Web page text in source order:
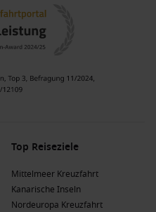
: Montgomery Reef ist
Gezeitenwechsel, die
Meereswildnis bieten.
von Meerestieren und
und die Möglichkeit, die
Ort voller natürlicher
und Erforschen der
Top Reiseziele
Mittelmeer Kreuzfahrt
Kanarische Inseln
Nordeuropa Kreuzfahrt